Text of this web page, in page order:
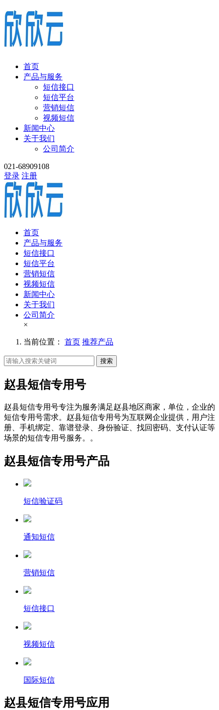
首页
产品与服务
短信接口
短信平台
营销短信
视频短信
新闻中心
关于我们
公司简介
021-68909108
登录 注册
首页
产品与服务
短信接口
短信平台
营销短信
视频短信
新闻中心
关于我们
公司简介
×
当前位置： 首页 推荐产品
搜索
赵县短信专用号
赵县短信专用号专注为服务满足赵县地区商家，单位，企业的
短信专用号需求。赵县短信专用号为互联网企业提供，用户注
册、手机绑定、靠谱登录、身份验证、找回密码、支付认证等
场景的短信专用号服务。。
赵县短信专用号产品
短信验证码
通知短信
营销短信
短信接口
视频短信
国际短信
赵县短信专用号应用